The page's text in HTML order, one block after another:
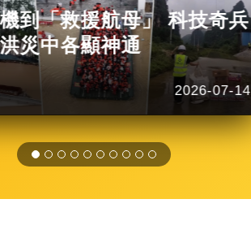
到「救援航母」 科技奇兵
災中各顯神通
2026-07-14